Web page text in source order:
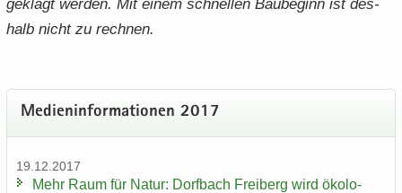
ge­klagt wer­den. Mit einem schnel­len Bau­be­ginn ist des­
halb nicht zu rech­nen.
Me­di­en­in­for­ma­tio­nen 2017
19.12.2017
Mehr Raum für Natur: Dorf­bach Frei­berg wird öko­lo­